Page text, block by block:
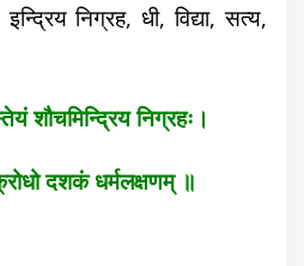
निग्रह, धी, विद्या, सत्य,
शौचमिन्द्रिय निग्रहः।
दशकं धर्मलक्षणम् ॥